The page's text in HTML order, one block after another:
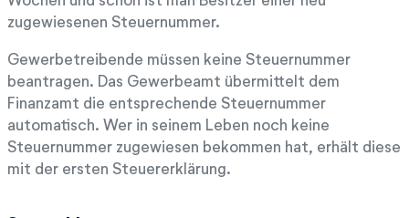
zugewiesenen Steuernummer.
Gewerbetreibende müssen keine Steuernummer
beantragen. Das Gewerbeamt übermittelt dem
Finanzamt die entsprechende Steuernummer
automatisch. Wer in seinem Leben noch keine
Steuernummer zugewiesen bekommen hat, erhält diese
mit der ersten Steuererklärung.